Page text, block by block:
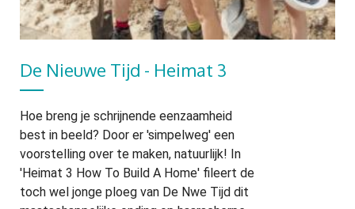
De Nieuwe Tijd - Heimat 3
Hoe breng je schrijnende eenzaamheid
best in beeld? Door er 'simpelweg' een
voorstelling over te maken, natuurlijk! In
'Heimat 3 How To Build A Home' fileert de
toch wel jonge ploeg van De Nwe Tijd dit